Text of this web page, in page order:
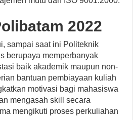
2022
sampai saat ini Politeknik
berupaya memperbanyak
baik akademik maupun non-
bantuan pembiayaan kuliah
motivasi bagi mahasiswa
mengasah skill secara
mengikuti proses perkuliahan